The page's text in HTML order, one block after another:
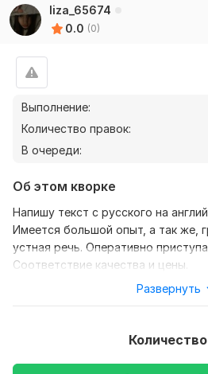
liza_65674
0.0 (0)
Выполнение:
Количество правок:
В очереди:
Об этом кворке
Напишу текст с русского на
Имеется большой опыт, а так же,
устная речь. Оперативно
Соответствие качества и цены.
текст (желательно в формате
желаемый перевод( с русского на
наоборот).
Развернуть